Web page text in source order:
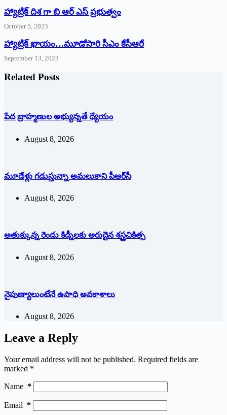
హ్యాట్రిక్ దిశ గా బి ఆర్ ఎస్ ప్రభుత్వం
October 5, 2023
హ్యాట్రిక్‌ ‌ఖాయం…మూడోసారి సీఎం కేసీఆరే
September 13, 2023
Related Posts
పేద బ్రాహ్మణుల అభ్యున్నతే ధ్యేయం
August 8, 2026
మూడేళ్లు గ‌డుస్తున్నా అమ‌లుకాని పీఆర్‌సీ
August 8, 2026
అతుక్కున్న రెండు కిడ్నీలకు అరుదైన శస్త్రచికిత్స
August 8, 2026
నైపుణ్యాలుంటేనే ఉపాధి అవకాశాలు
August 8, 2026
Leave a Reply
Your email address will not be published. Required fields are
marked *
Name *
Email *